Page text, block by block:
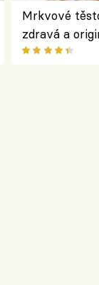
Mrkvové
zdravá a
klasiky